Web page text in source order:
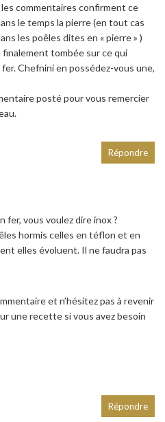
commentaires confirment ce
le temps la pierre (en tout cas
les poêles dites en « pierre » )
tombée sur ce qui
Chefnini en possédez-vous une,
posté pour vous remercier
fer, vous voulez dire inox ?
hormis celles en téflon et en
elles évoluent. Il ne faudra pas
et n’hésitez pas à revenir
une recette si vous avez besoin
Répondre
Répondre